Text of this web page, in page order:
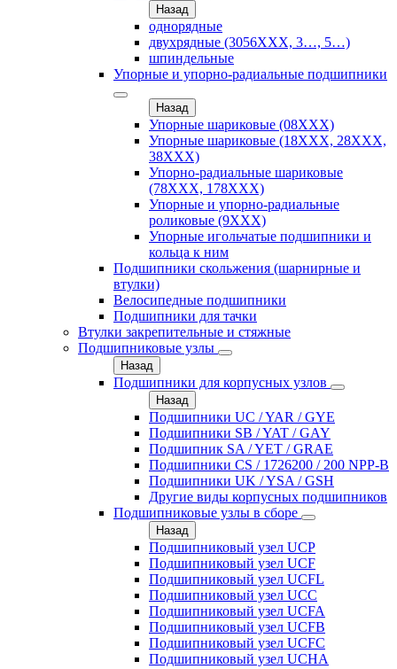
Назад
однорядные
двухрядные (3056ХХХ, 3…, 5…)
шпиндельные
Упорные и упорно-радиальные подшипники
Назад
Упорные шариковые (08XXX)
Упорные шариковые (18XXX, 28XXХ,
38ХХХ)
Упорно-радиальные шариковые
(78XXX, 178ХХХ)
Упорные и упорно-радиальные
роликовые (9ХХХ)
Упорные игольчатые подшипники и
кольца к ним
Подшипники скольжения (шарнирные и
втулки)
Велосипедные подшипники
Подшипники для тачки
Втулки закрепительные и стяжные
Подшипниковые узлы
Назад
Подшипники для корпусных узлов
Назад
Подшипники UC / YAR / GYE
Подшипники SB / YAT / GAY
Подшипник SA / YET / GRAE
Подшипники CS / 1726200 / 200 NPP-B
Подшипники UK / YSA / GSH
Другие виды корпусных подшипников
Подшипниковые узлы в сборе
Назад
Подшипниковый узел UCP
Подшипниковый узел UCF
Подшипниковый узел UCFL
Подшипниковый узел UCC
Подшипниковый узел UCFA
Подшипниковый узел UCFB
Подшипниковый узел UCFC
Подшипниковый узел UCHA